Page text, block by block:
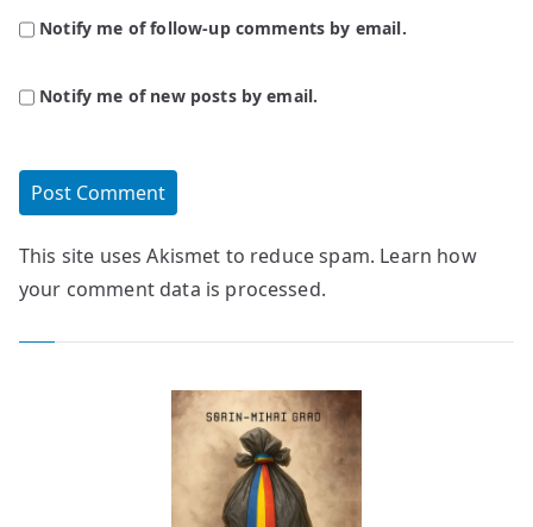
Notify me of follow-up comments by email.
Notify me of new posts by email.
This site uses Akismet to reduce spam. Learn how
your comment data is processed.